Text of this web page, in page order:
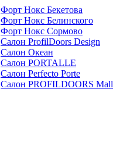
Форт Нокс Бекетова
Форт Нокс Белинского
Форт Нокс Сормово
Салон ProfilDoors Design
Салон Океан
Салон PORTALLE
Салон Perfecto Portе
Салон PROFILDOORS Mall